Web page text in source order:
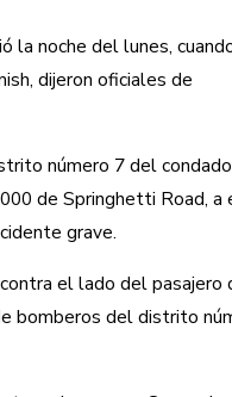
la noche del lunes,
dijeron oficiales de
número 7 del
de Springhetti Road, a
grave.
el lado del pasajero
bomberos del distrito